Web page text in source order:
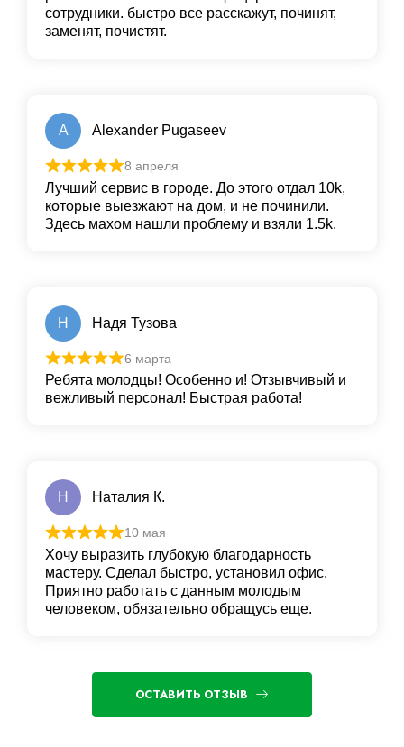
сотрудники. быстро все расскажут, починят,
заменят, почистят.
A Alexander Pugaseev
8 апреля
Лучший сервис в городе. До этого отдал 10k,
которые выезжают на дом, и не починили.
Здесь махом нашли проблему и взяли 1.5k.
Н Надя Тузова
6 марта
Ребята молодцы! Особенно и! Отзывчивый и
вежливый персонал! Быстрая работа!
Н Наталия К.
10 мая
Хочу выразить глубокую благодарность
мастеру. Сделал быстро, установил офис.
Приятно работать с данным молодым
человеком, обязательно обращусь еще.
ОСТАВИТЬ ОТЗЫВ